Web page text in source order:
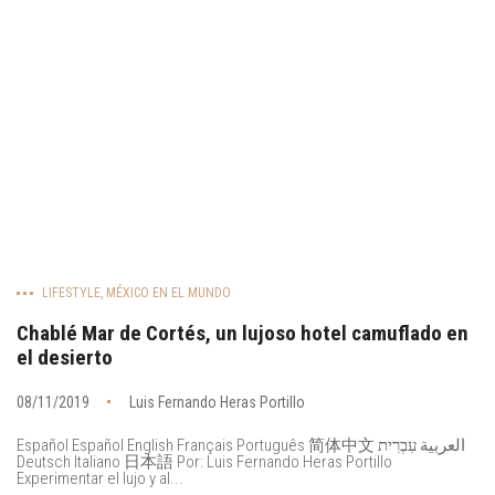
LIFESTYLE, MÉXICO EN EL MUNDO
Chablé Mar de Cortés, un lujoso hotel camuflado en
el desierto
08/11/2019 Luis Fernando Heras Portillo
Español Español English Français Português 简体中文 العربية עִבְרִית
Deutsch Italiano 日本語 Por: Luis Fernando Heras Portillo
Experimentar el lujo y al...